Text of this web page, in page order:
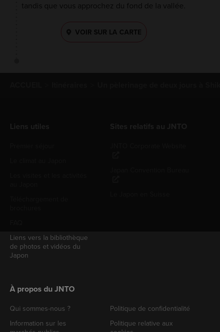
tandis que vous approchez du fond de la vallée.
VOIR SUR LA CARTE
Liens vers la bibliothèque
de photos et vidéos du
Japon
À propos du JNTO
Qui sommes-nous ?
Information sur les
Politique de confidentialité
Politique relative aux